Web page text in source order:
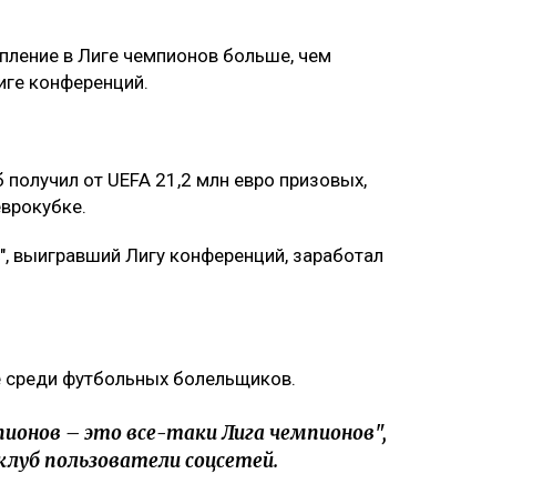
в Лиге чемпионов больше, чем
конференций.
от UEFA 21,2 млн евро призовых,
выигравший Лигу конференций, заработал
футбольных болельщиков.
– это все-таки Лига чемпионов",
пользователи соцсетей.